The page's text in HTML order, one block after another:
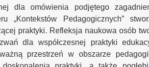
dla omówienia podjętego
„Kontekstów Pedagogicznych”
praktyki. Refleksja naukowa osób
dla współczesnej praktyki
przestrzeń w obszarze